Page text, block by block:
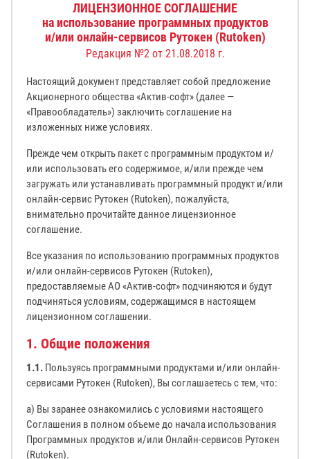
ЛИЦЕНЗИОННОЕ СОГЛАШЕНИЕ
на использование программных продуктов
и/или онлайн-сервисов Рутокен (Rutoken)
Редакция №2 от 21.08.2018 г.
Настоящий документ представляет собой предложение
Акционерного общества «Актив-софт» (далее —
«Правообладатель») заключить соглашение на
изложенных ниже условиях.
Прежде чем открыть пакет с программным продуктом и/
или использовать его содержимое, и/или прежде чем
загружать или устанавливать программный продукт и/или
онлайн-сервис Рутокен (Rutoken), пожалуйста,
внимательно прочитайте данное лицензионное
соглашение.
Все указания по использованию программных продуктов
и/или онлайн-сервисов Рутокен (Rutoken),
предоставляемые АО «Актив-софт» подчиняются и будут
подчиняться условиям, содержащимся в настоящем
лицензионном соглашении.
1. Общие положения
1.1. Пользуясь программными продуктами и/или онлайн-
сервисами Рутокен (Rutoken), Вы соглашаетесь с тем, что:
а) Вы заранее ознакомились с условиями настоящего
Соглашения в полном объеме до начала использования
Программных продуктов и/или Онлайн-сервисов Рутокен
(Rutoken).